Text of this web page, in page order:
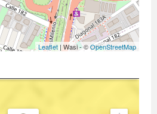
Leaflet| Wasi - ©OpenStreetMap